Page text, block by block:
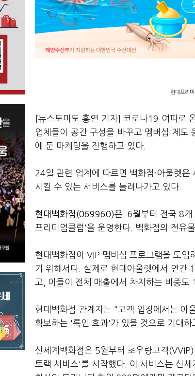
현대프리
[뉴스토마토 홍연 기자] 코로나19 여파로
업체들이 공간 구성을 바꾸고 멤버십 제
에 둔 마케팅을 진행하고 있다.
24일 관련 업계에 따르면 백화점·아울렛
시킬 수 있는 서비스를 늘려나가고 있다.
현대백화점(069960)은 6월부터 전국 8개
프리미엄클럽'을 운영한다. 백화점의 전유
현대백화점이 VIP 멤버십 프로그램을 도
기 위해서다. 실제로 현대아울렛에서 연
고, 이들이 전체 매출에서 차지하는 비중
현대백화점 관계자는 "고객 입장에서는 아
확보하는 '록인 효과'가 있을 것으로 기대하
신세계백화점은 5월부터 초우량고객
트랙 서비스'를 시작했다. 이 서비스는 신